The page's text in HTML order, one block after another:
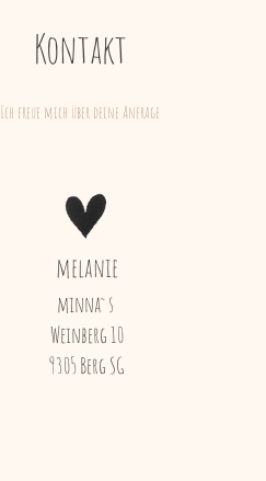
Ich freue mich über deine Anfrage
melanie
Kontakt
minna`s
Weinberg 10
9305 Berg SG